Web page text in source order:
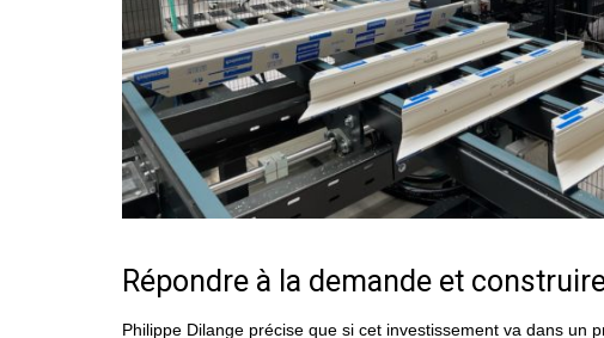
Répondre à la demande et
Philippe Dilange précise que si cet investissement va dans